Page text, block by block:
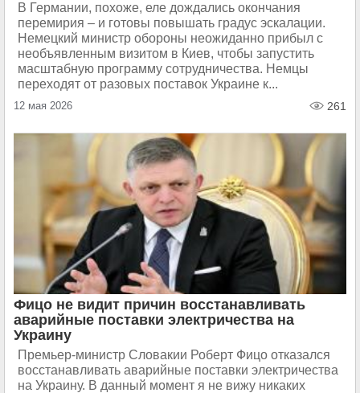
В Германии, похоже, еле дождались окончания
перемирия – и готовы повышать градус эскалации.
Немецкий министр обороны неожиданно прибыл с
необъявленным визитом в Киев, чтобы запустить
масштабную программу сотрудничества. Немцы
переходят от разовых поставок Украине к...
12 мая 2026 261
Фицо не видит причин восстанавливать
аварийные поставки электричества на
Украину
Премьер-министр Словакии Роберт Фицо отказался
восстанавливать аварийные поставки электричества
на Украину. В данный момент я не вижу никаких